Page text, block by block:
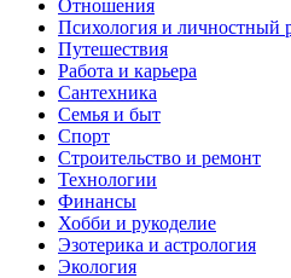
Отношения
Психология и личностный
Путешествия
Работа и карьера
Сантехника
Семья и быт
Спорт
Строительство и ремонт
Технологии
Финансы
Хобби и рукоделие
Эзотерика и астрология
Экология